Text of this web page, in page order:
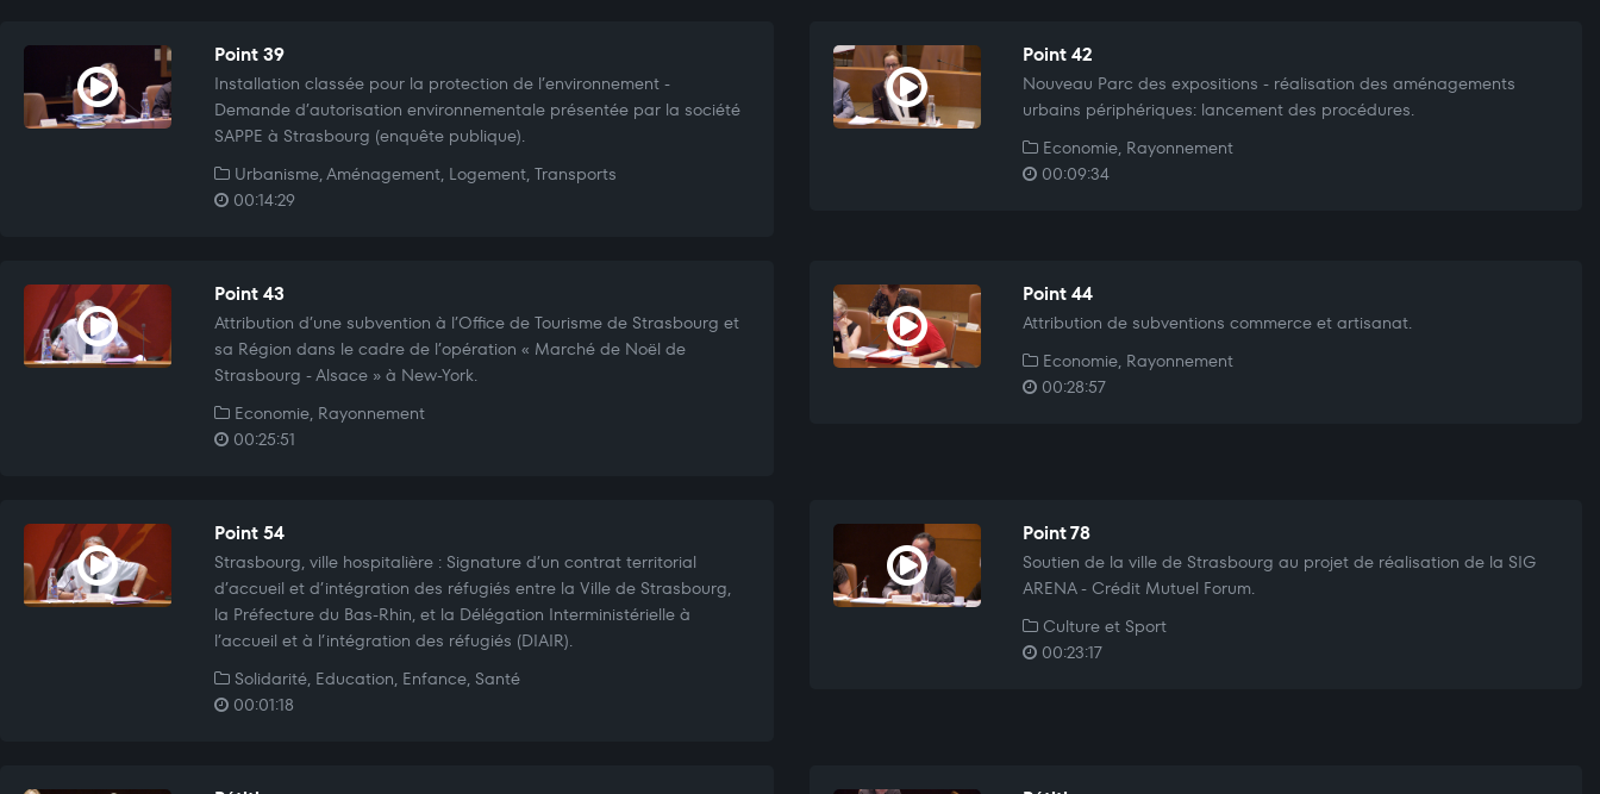
Point 39
Installation classée pour la protection de l’environnement -
Demande d’autorisation environnementale présentée par la société
SAPPE à Strasbourg (enquête publique).
Urbanisme, Aménagement, Logement, Transports
00:14:29
Point 42
Nouveau Parc des expositions - réalisation des aménagements
urbains périphériques: lancement des procédures.
Economie, Rayonnement
00:09:34
Point 43
Attribution d’une subvention à l’Office de Tourisme de Strasbourg et
sa Région dans le cadre de l’opération « Marché de Noël de
Strasbourg - Alsace » à New-York.
Economie, Rayonnement
00:25:51
Point 44
Attribution de subventions commerce et artisanat.
Economie, Rayonnement
00:28:57
Point 54
Strasbourg, ville hospitalière : Signature d’un contrat territorial
d’accueil et d’intégration des réfugiés entre la Ville de Strasbourg,
la Préfecture du Bas-Rhin, et la Délégation Interministérielle à
l’accueil et à l’intégration des réfugiés (DIAIR).
Solidarité, Education, Enfance, Santé
00:01:18
Point 78
Soutien de la ville de Strasbourg au projet de réalisation de la SIG
ARENA - Crédit Mutuel Forum.
Culture et Sport
00:23:17